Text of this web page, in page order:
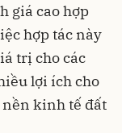
giá cao hợp
hợp tác này
trị cho các
lợi ích cho
nền kinh tế đất